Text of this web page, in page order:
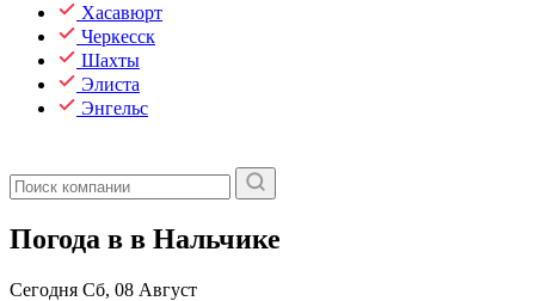
Хасавюрт
Черкесск
Шахты
Элиста
Энгельс
Погода в в Нальчике
Сегодня Сб, 08 Август